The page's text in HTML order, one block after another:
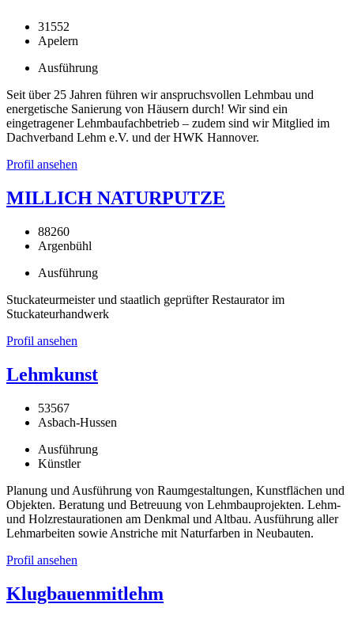
31552
Apelern
Ausführung
Seit über 25 Jahren führen wir anspruchsvollen Lehmbau und
energetische Sanierung von Häusern durch! Wir sind ein
eingetragener Lehmbaufachbetrieb – zudem sind wir Mitglied im
Dachverband Lehm e.V. und der HWK Hannover.
Profil ansehen
MILLICH NATURPUTZE
88260
Argenbühl
Ausführung
Stuckateurmeister und staatlich geprüfter Restaurator im
Stuckateurhandwerk
Profil ansehen
Lehmkunst
53567
Asbach-Hussen
Ausführung
Künstler
Planung und Ausführung von Raumgestaltungen, Kunstflächen und
Objekten. Beratung und Betreuung von Lehmbauprojekten. Lehm-
und Holzrestaurationen am Denkmal und Altbau. Ausführung aller
Lehmarbeiten sowie Anstriche mit Naturfarben in Neubauten.
Profil ansehen
Klugbauenmitlehm